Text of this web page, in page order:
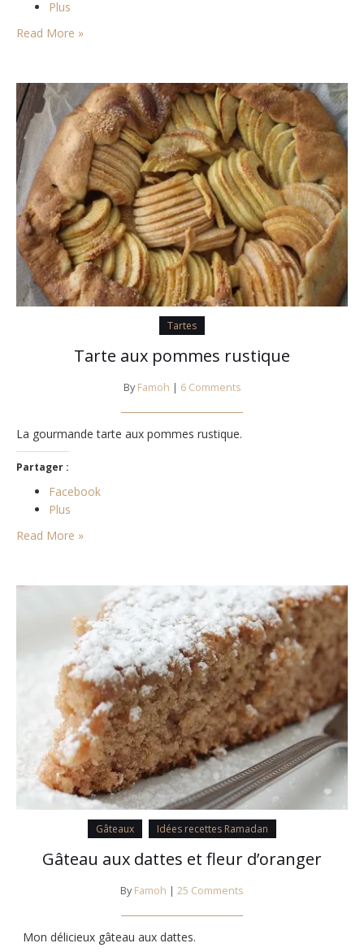
Plus
Read More »
Tartes
Tarte aux pommes rustique
By Famoh | 6 Comments
La gourmande tarte aux pommes rustique.
Partager :
Facebook
Plus
Read More »
Gâteaux Idées recettes Ramadan
Gâteau aux dattes et fleur d’oranger
By Famoh | 25 Comments
Mon délicieux gâteau aux dattes.